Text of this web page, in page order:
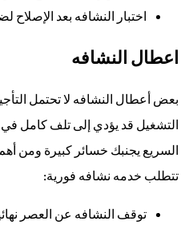
اختبار النشافه بعد الإصلاح
اعطال النشافه
بعض أعطال النشافه لا تحتمل
التشغيل قد يؤدي إلى تلف كامل في
السريع يجنبك خسائر كبيرة ومن
تتطلب خدمه نشافه فورية:
توقف النشافه عن العصر